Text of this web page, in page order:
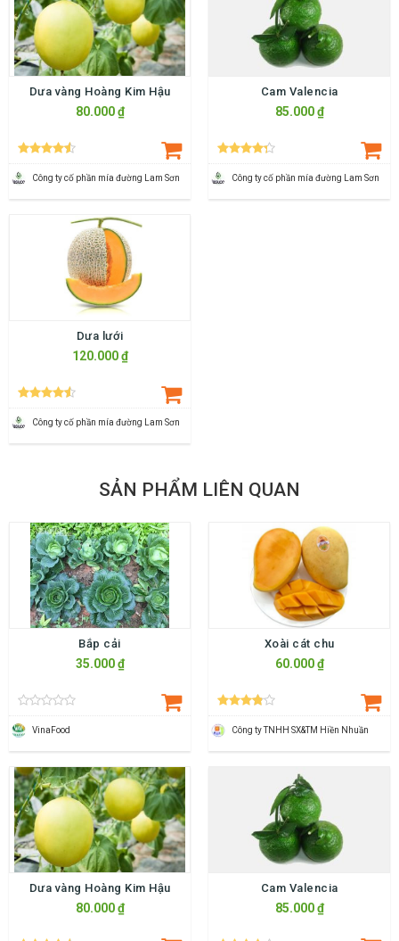
Dưa vàng Hoàng Kim Hậu
80.000 ₫
Công ty cố phần mía đường Lam Sơn
Cam Valencia
85.000 ₫
Công ty cố phần mía đường Lam Sơn
Dưa lưới
120.000 ₫
Công ty cố phần mía đường Lam Sơn
SẢN PHẨM LIÊN QUAN
Bắp cải
35.000 ₫
VinaFood
Xoài cát chu
60.000 ₫
Công ty TNHH SX&TM Hiền Nhuần
Dưa vàng Hoàng Kim Hậu
80.000 ₫
Cam Valencia
85.000 ₫